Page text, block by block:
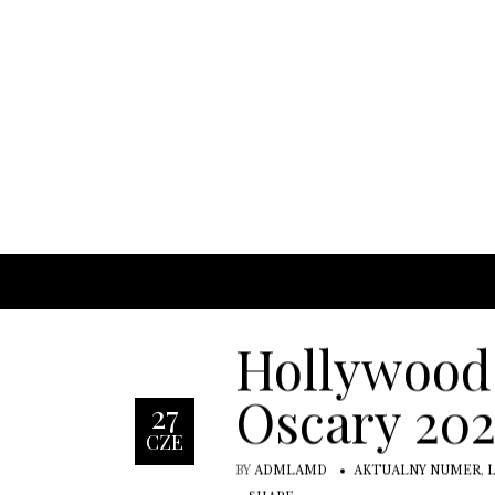
27
CZE Oscary
BY ADMLAMD AKTUALNY NUMER,